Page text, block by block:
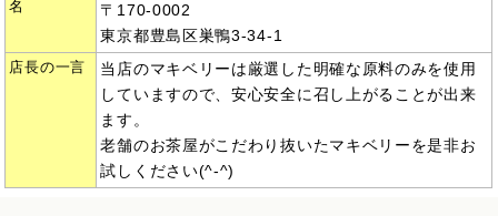
名
〒170-0002
東京都豊島区巣鴨3-34-1
店長の一言
当店のマキベリーは厳選した明確な原料のみを使用
していますので、安心安全に召し上がることが出来
ます。
老舗のお茶屋がこだわり抜いたマキベリーを是非お
試しください(^-^)